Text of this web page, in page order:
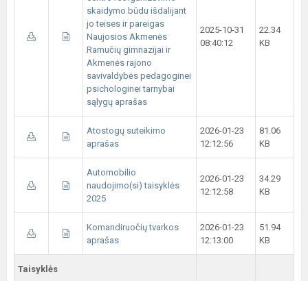
skaidymo būdu išdalijant
jo teises ir pareigas
Naujosios Akmenės
Ramučių gimnazijai ir
Akmenės rajono
savivaldybės pedagoginei
psichologinei tarnybai
sąlygų aprašas
2025-10-31
08:40:12
22.34
KB
Atostogų suteikimo
aprašas
2026-01-23
12:12:56
81.06
KB
Automobilio
naudojimo(si) taisyklės
2025
2026-01-23
12:12:58
34.29
KB
Komandiruočių tvarkos
aprašas
2026-01-23
12:13:00
51.94
KB
Taisyklės